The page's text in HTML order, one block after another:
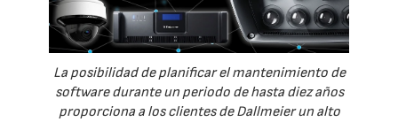
La posibilidad de planificar el mantenimiento de
software durante un periodo de hasta diez años
proporciona a los clientes de Dallmeier un alto